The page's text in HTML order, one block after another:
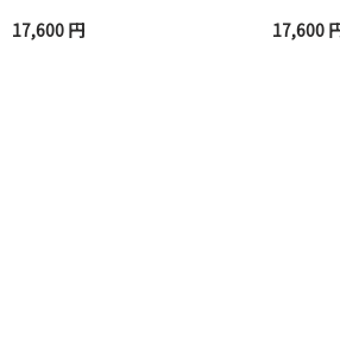
17,600 円 17,600